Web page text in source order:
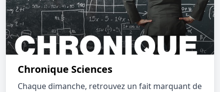
Chronique Sciences
Chaque dimanche, retrouvez un fait marquant de